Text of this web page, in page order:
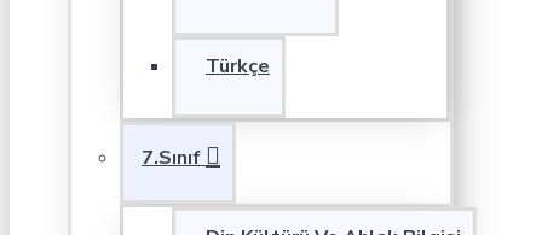
Türkçe
7.Sınıf